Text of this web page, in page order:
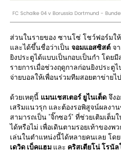
FC Schalke 04 v Borussia Dortmund -
ส่วนในรายของ ซานโซ่ โชว์ฟอร์มใ
และได้ขึ้นชื่อว่าเป็น จอมแอสซิสต์ จ
ยิงประตูได้แบบเป็นกอบเป็นกำ โดย
รายการเมื่อช่วงฤดูกาลก่อนยิงประตู
จ่ายบอลให้เพื่อนร่วมทีมสอยตาข่ายไ
ด้วยเหตุนี้ แมนเชสเตอร์ ยูไนเต็ด จึง
เสริมแนวรุก และต้องรอพิสูจน์ผลงา
สามารถเป็น "จิ๊กซอว์" ที่ช่วยเติมเต็
ได้หรือไม่ เพื่อเดินตามรอยเท้าของพ
เล่นในตำแหน่งนี้ได้หลายคนเลย โด
เดวิด เบ็คแฮม และ คริสเตียโน่ โรนัล